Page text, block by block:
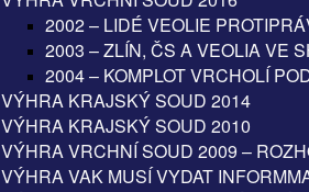
2002 – LIDÉ VEOLIE
2003 – ZLÍN, ČS A VEOLIA VE
2004 – KOMPLOT VRCHOLÍ
VÝHRA KRAJSKÝ SOUD 2014
VÝHRA KRAJSKÝ SOUD 2010
VÝHRA VRCHNÍ SOUD 2009 –
VÝHRA VAK MUSÍ VYDAT